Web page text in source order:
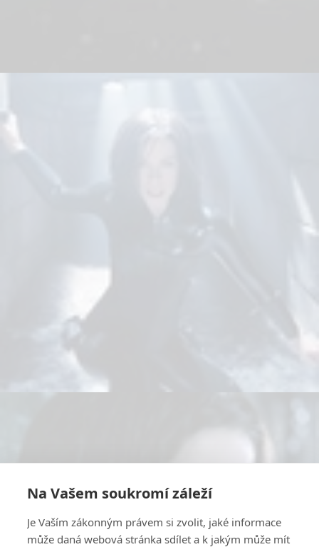
Na Vašem soukromí záleží
Je Vaším zákonným právem si zvolit, jaké informace
může daná webová stránka sdílet a k jakým může mít